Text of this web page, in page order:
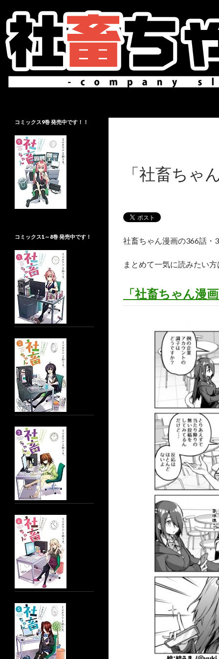
「社畜ちゃ
社畜ちゃん漫画の366話・
まとめて一気に読みたい
「社畜ちゃん漫
「社畜ちゃん」に関する情報を更新
コミックス9巻 発売中です！！
コミックス1～8巻 発売中です！